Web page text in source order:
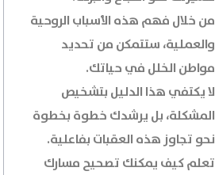
من خلال فهم هذه الأسباب الروحية
والعملية، ستتمكن من تحديد
مواطن الخلل في حياتك.
لا يكتفي هذا الدليل بتشخيص
المشكلة، بل يرشدك خطوة بخطوة
نحو تجاوز هذه العقبات بفاعلية.
تعلم كيف يمكنك تصحيح مسارك